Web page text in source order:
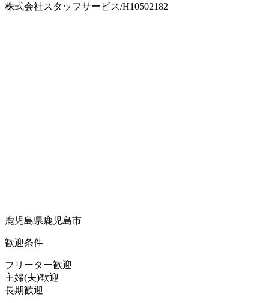
株式会社スタッフサービス/H10502182
鹿児島県鹿児島市
歓迎条件
フリーター歓迎
主婦(夫)歓迎
長期歓迎